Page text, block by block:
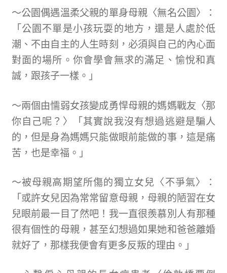
～公園偶遇溫柔父親的單身母親〈無名公園〉：
「公園不單是小孩玩耍的地方，還是人處於低
潮、不由自主的人生時刻，必須與自己的內心面
對面的場所。你會學會無求的滿足、愉悅和真
誠，跟孩子一樣。」
～兩個由懦弱女孩變成勇悍母親的媽媽戰友〈那
你自己呢？〉「其實說我沒有想過逃避是騙人
的，但是身為媽媽只能做眼前能做的事，這是痛
苦，也是幸福。」
～被母親高期望所傷的獨立女兒〈不爭氣〉：
「或許女兒因為常常留意母親，母親的陋習在女
兒眼前最一目了然吧！我一直很羨慕別人有那種
很有個性的母親，甚至幻想過如果她和爸爸離婚
就好了，那樣我便會有更多反叛的理由。」